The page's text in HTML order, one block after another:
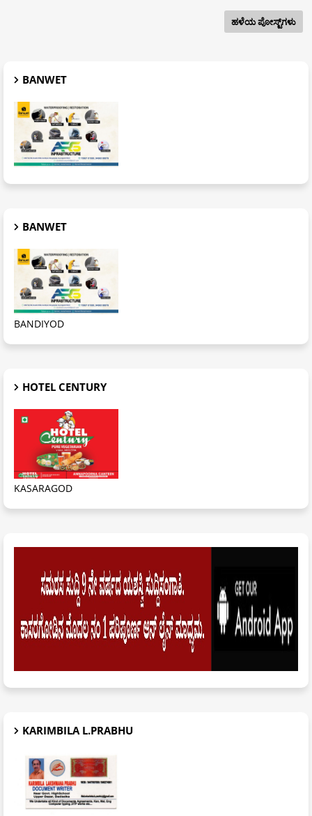
ಹಳೆಯ ಪೋಸ್ಟ್‌ಗಳು
BANWET
BANWET
BANDIYOD
HOTEL CENTURY
KASARAGOD
KARIMBILA L.PRABHU